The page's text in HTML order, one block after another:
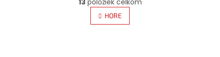
v
l
á
13položiek celkom
HORE